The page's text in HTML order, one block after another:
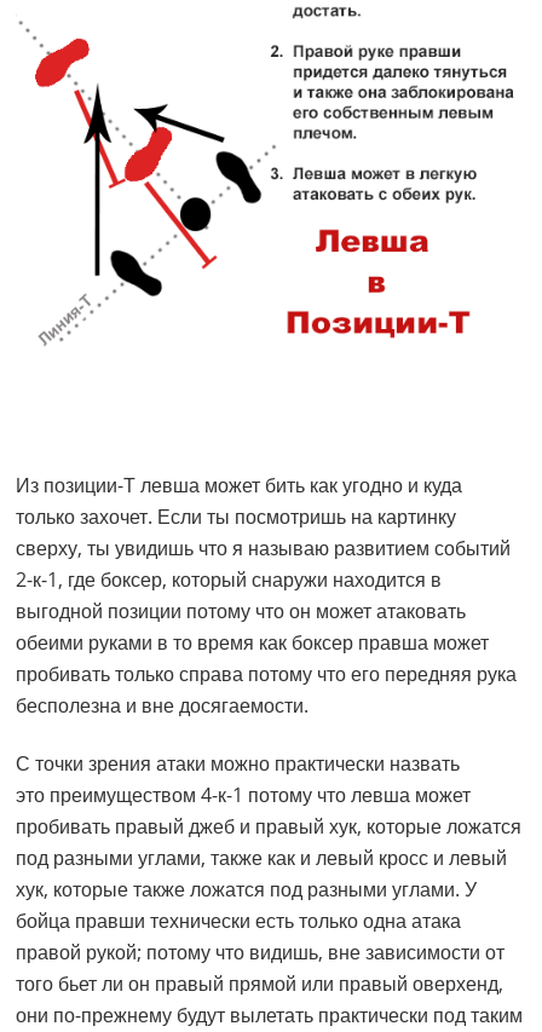
Из позиции-Т левша может бить как угодно и куда
только захочет. Если ты посмотришь на картинку
сверху, ты увидишь что я называю развитием событий
2-к-1, где боксер, который снаружи находится в
выгодной позиции потому что он может атаковать
обеими руками в то время как боксер правша может
пробивать только справа потому что его передняя рука
бесполезна и вне досягаемости.
С точки зрения атаки можно практически назвать
это преимуществом 4-к-1 потому что левша может
пробивать правый джеб и правый хук, которые ложатся
под разными углами, также как и левый кросс и левый
хук, которые также ложатся под разными углами. У
бойца правши технически есть только одна атака
правой рукой; потому что видишь, вне зависимости от
того бьет ли он правый прямой или правый оверхенд,
они по-прежнему будут вылетать практически под таким